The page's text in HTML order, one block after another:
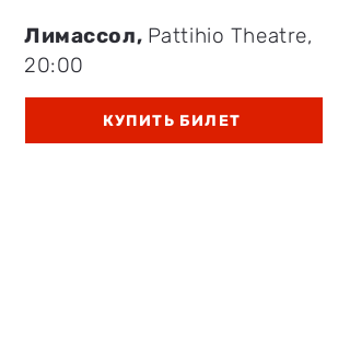
КУПИТЬ БИЛЕТ
Лимассол, Pattihio Theatre,
20:00